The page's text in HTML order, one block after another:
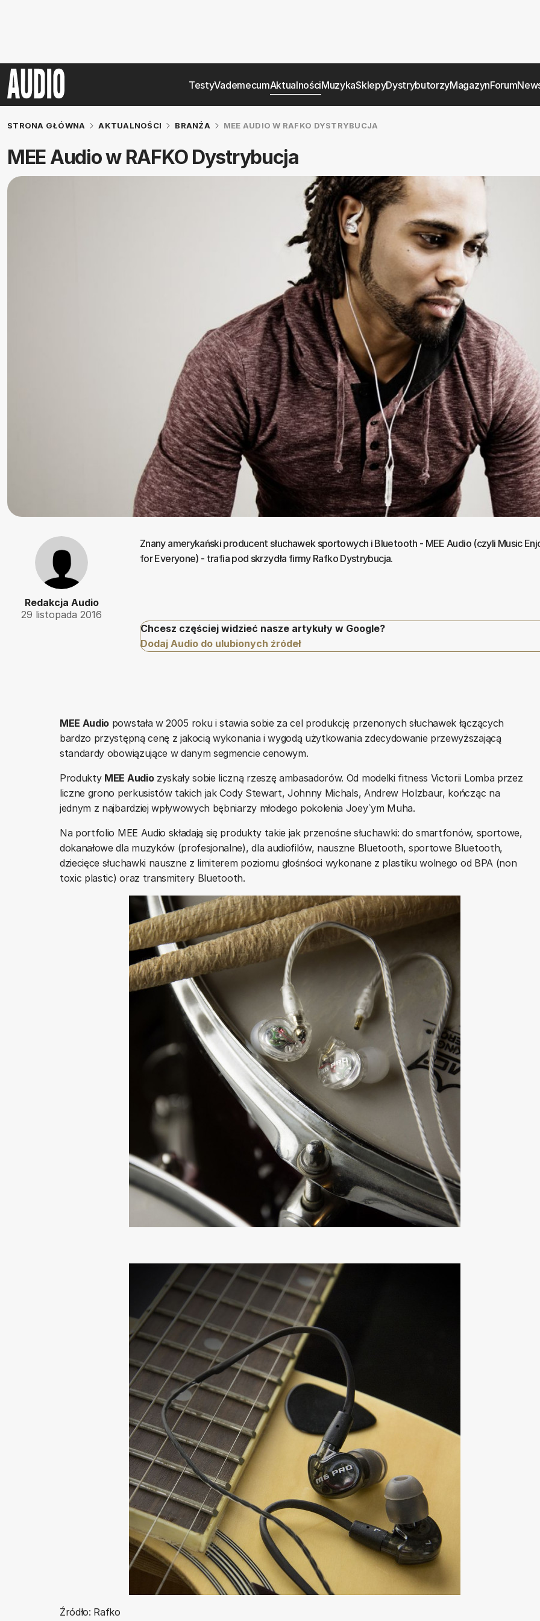
TestyVademecumAktualnościMuzykaSklepyDystrybutorzyMagazynForum
STRONA GŁÓWNA AKTUALNOŚCI BRANŻA MEE AUDIO W RAFKO DYSTRYBUCJA
MEE Audio w RAFKO Dystrybucja
Redakcja Audio
29 listopada 2016
Znany amerykański producent słuchawek sportowych i Bluetooth - MEE Audio (czyli Music
for Everyone) - trafia pod skrzydła firmy Rafko Dystrybucja.
Chcesz częściej widzieć nasze artykuły w Google?
Dodaj Audio do ulubionych źródeł
MEE Audio powstała w 2005 roku i stawia sobie za cel produkcję przenonych słuchawek łączących
bardzo przystępną cenę z jakocią wykonania i wygodą użytkowania zdecydowanie przewyższającą
standardy obowiązujące w danym segmencie cenowym.
Produkty MEE Audiozyskały sobie liczną rzeszę ambasadorów. Od modelki fitness Victorii Lomba przez
liczne grono perkusistów takich jak Cody Stewart, Johnny Michals, Andrew Holzbaur, kończąc na
jednym z najbardziej wpływowych bębniarzy młodego pokolenia Joey`ym Muha.
Na portfolio MEE Audio składają się produkty takie jak przenośne słuchawki: do smartfonów, sportowe,
dokanałowe dla muzyków (profesjonalne), dla audiofilów, nauszne Bluetooth, sportowe Bluetooth,
dziecięce słuchawki nauszne z limiterem poziomu głośnśoci wykonane z plastiku wolnego od BPA (non
toxic plastic) oraz transmitery Bluetooth.
Źródło: Rafko